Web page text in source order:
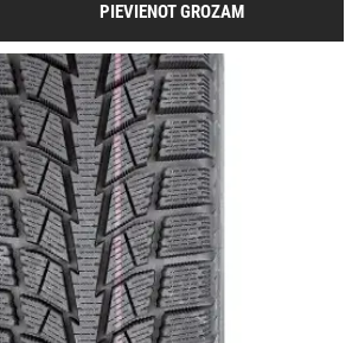
PIEVIENOT GROZAM